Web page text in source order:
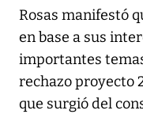
Rosas manifestó
en base a sus
importantes
rechazo proyecto
que surgió del